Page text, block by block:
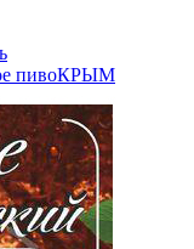
пивоКРЫМ